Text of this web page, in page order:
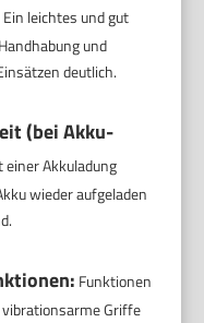
Ein leichtes und gut
und
deutlich.
(bei Akku-
einer Akkuladung
wieder aufgeladen
Funktionen
Griffe